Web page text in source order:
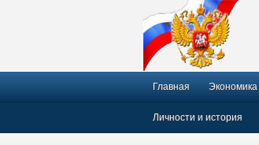
Главная Экономика
Личности и история